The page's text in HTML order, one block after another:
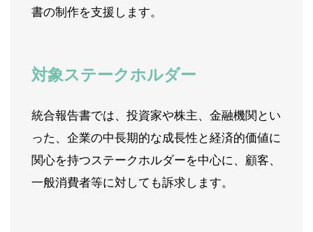
書の制作を支援します。
対象ステークホルダー
統合報告書では、投資家や株主、金融機関とい
った、企業の中長期的な成長性と経済的価値に
関心を持つステークホルダーを中心に、顧客、
一般消費者等に対しても訴求します。